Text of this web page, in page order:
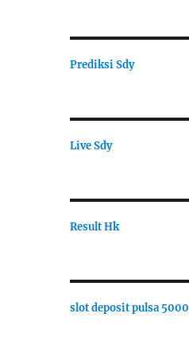
Prediksi Sdy
Live Sdy
Result Hk
slot deposit pulsa 5000